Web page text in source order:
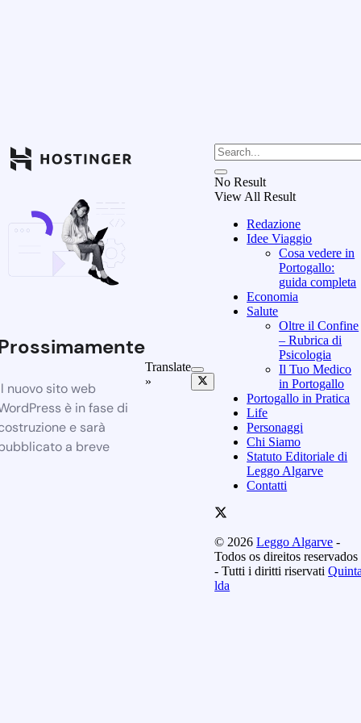
nuovo sito web
è in fase di
e sarà
a breve
Translate
»
No Result
View All Result
Redazione
Idee Viaggio
Cosa vedere in
Portogallo:
guida completa
Economia
Salute
Oltre il Confine
– Rubrica di
Psicologia
Il Tuo Medico
in Portogallo
Portogallo in Pratica
Life
Personaggi
Chi Siamo
Statuto Editoriale di
Leggo Algarve
Contatti
© 2026Leggo Algarve -
Todos os direitos reservados
- Tutti i diritti riservati
lda